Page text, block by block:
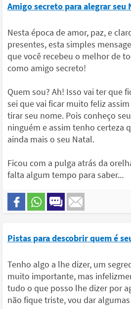
Amigo secreto para alegrar seu
Nesta época de amor, paz, e
presentes, esta simples
que você recebeu o melhor de
como amigo secreto!
Quem sou? Ah! Isso vai ter que
sei que vai ficar muito feliz
tirar seu nome. Pois conheço
ninguém e assim tenho certeza
ainda mais o seu Natal.
Ficou com a pulga atrás da
falta algum tempo para saber...
Pistas para descobrir quem é
Tenho algo a lhe dizer, um
muito importante, mas
tudo o que posso lhe dizer por
não fique triste, vou dar